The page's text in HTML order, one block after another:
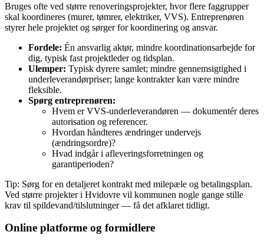
Bruges ofte ved større renoveringsprojekter, hvor flere faggrupper
skal koordineres (murer, tømrer, elektriker, VVS). Entreprenøren
styrer hele projektet og sørger for koordinering og ansvar.
Fordele: Én ansvarlig aktør, mindre koordinationsarbejde for
dig, typisk fast projektleder og tidsplan.
Ulemper: Typisk dyrere samlet; mindre gennemsigtighed i
underleverandørpriser; lange kontrakter kan være mindre
fleksible.
Spørg entreprenøren:
Hvem er VVS‑underleverandøren — dokumentér deres
autorisation og referencer.
Hvordan håndteres ændringer undervejs
(ændringsordre)?
Hvad indgår i afleveringsforretningen og
garantiperioden?
Tip: Sørg for en detaljeret kontrakt med milepæle og betalingsplan.
Ved større projekter i Hvidovre vil kommunen nogle gange stille
krav til spildevand/tilslutninger — få det afklaret tidligt.
Online platforme og formidlere